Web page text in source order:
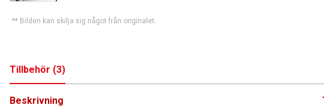
** Bilden kan skilja sig något från originalet.
Tillbehör (3)
Beskrivning